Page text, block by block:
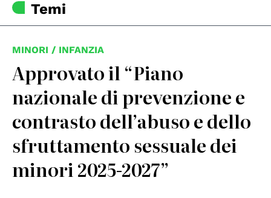
Temi
MINORI / INFANZIA
Approvato il “Piano
nazionale di prevenzione e
contrasto dell’abuso e dello
sfruttamento sessuale dei
minori 2025-2027”